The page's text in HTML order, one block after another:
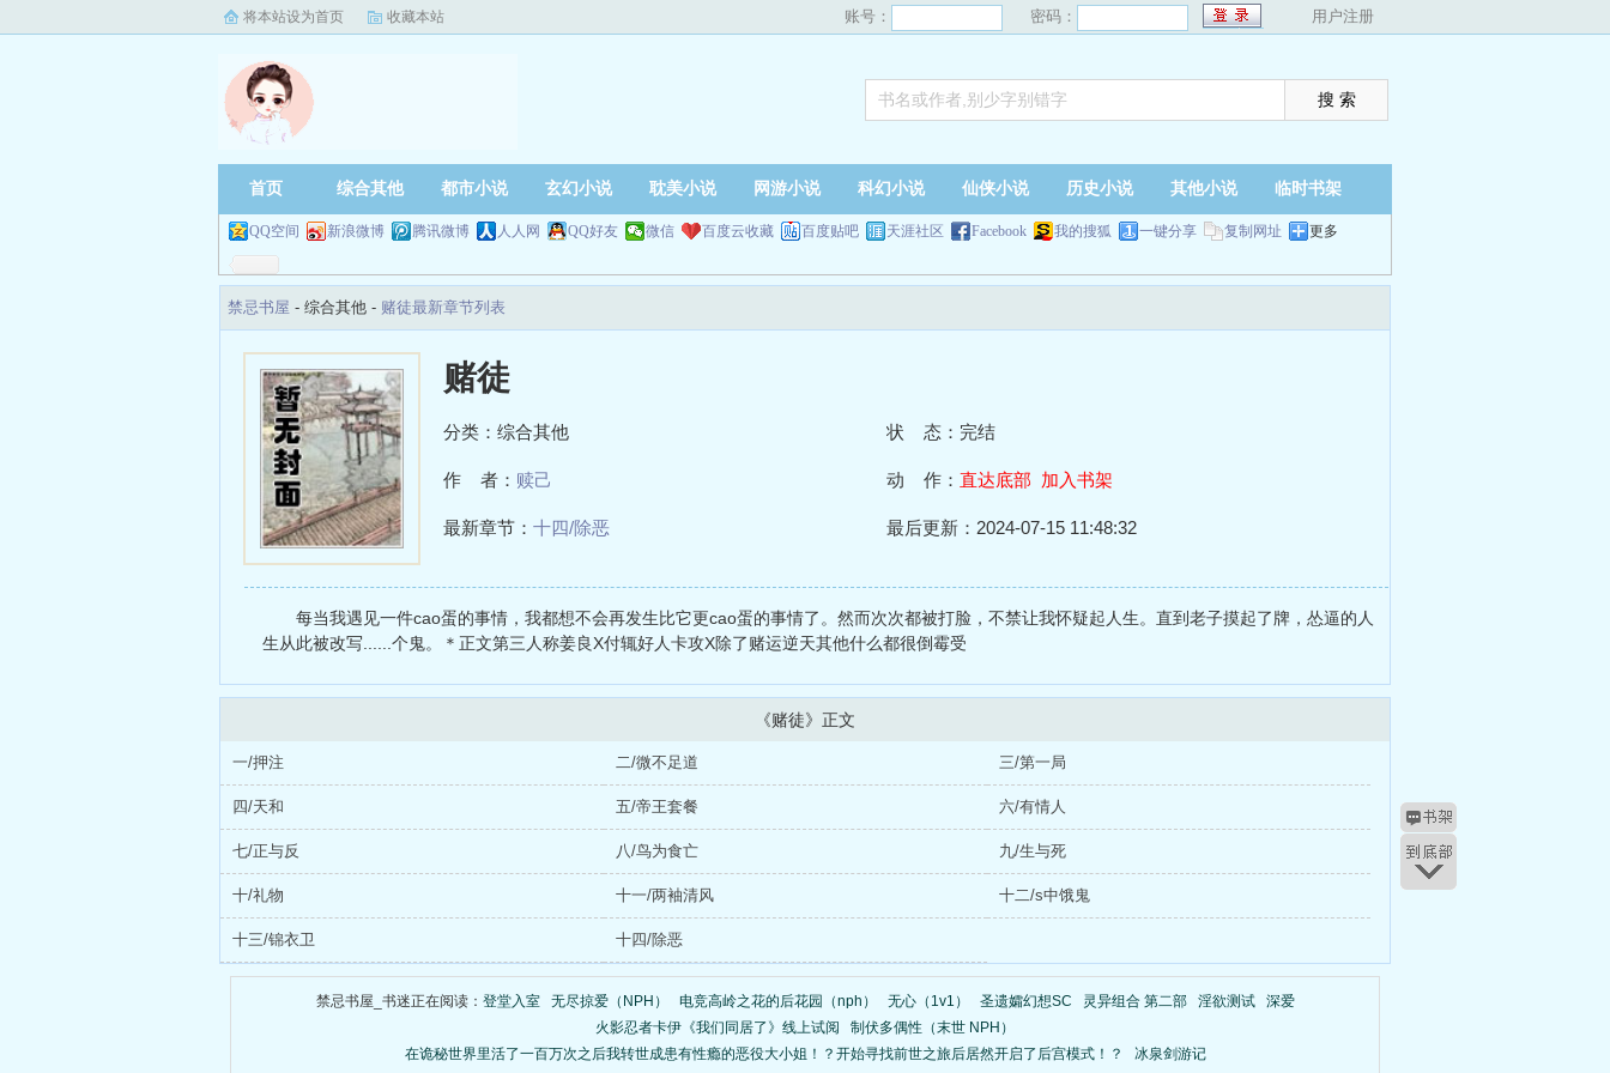
将本站设为首页 收藏本站 账号： 密码： 用户注册
首页 综合其他 都市小说 玄幻小说 耽美小说 网游小说 科幻小说 仙侠小说 历史小说 其他小说 临时书架
QQ空间 新浪微博 腾讯微博 人人网 QQ好友 微信 百度云收藏 百度贴吧 天涯社区 Facebook 我的搜狐 一键分享 复制网址 更多
禁忌书屋 - 综合其他 - 赌徒最新章节列表
赌徒
分类：综合其他 状 态：完结
作 者： 赎己 动 作： 直达底部 加入书架
最新章节： 十四/除恶 最后更新：2024-07-15 11:48:32
每当我遇见一件cao蛋的事情，我都想不会再发生比它更cao蛋的事情了。然而次次都被打脸，不禁让我怀疑起人生。直到老子摸起了牌，怂逼的人
生从此被改写......个鬼。＊正文第三人称姜良X付辄好人卡攻X除了赌运逆天其他什么都很倒霉受
《赌徒》正文
一/押注 二/微不足道 三/第一局
四/天和 五/帝王套餐 六/有情人
七/正与反 八/鸟为食亡 九/生与死
十/礼物 十一/两袖清风 十二/s中饿鬼
十三/锦衣卫 十四/除恶
禁忌书屋_书迷正在阅读： 登堂入室 无尽掠爱（NPH） 电竞高岭之花的后花园（nph） 无心（1v1） 圣遗孀幻想SC 灵异组合 第二部 淫欲测试
深爱
火影忍者卡伊《我们同居了》线上试阅
制伏多偶性（末世 NPH）
在诡秘世界里活了一百万次之后我转世成患有性瘾的恶役大小姐！？开始寻找前世之旅后居然开启了后宫模式！？
冰泉剑游记